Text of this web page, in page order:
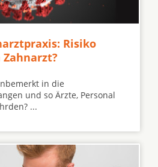
Risiko
in die
und so Ärzte, Personal
...